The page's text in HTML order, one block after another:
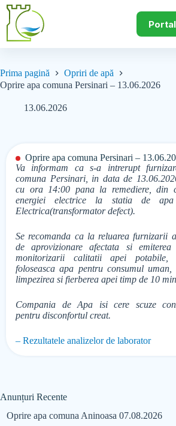
Prima pagină
Opriri de apă
Oprire apa comuna Persinari – 13.06.2026
13.06.2026
Oprire apa comuna Persinari –
Va informam ca s-a intrerupt
comuna Persinari, in data de
cu ora 14:00 pana la remediere, din
energiei electrice la statia de
Electrica(transformator defect).
Se recomanda ca la reluarea furnizarii
de aprovizionare afectata si emiterea
monitorizarii calitatii apei
foloseasca apa pentru consumul uman,
limpezirea si fierberea apei timp de 10
Compania de Apa isi cere scuze
pentru disconfortul creat.
– Rezultatele analizelor de laborator
Anunțuri Recente
Oprire apa comuna Aninoasa 07.08.2026